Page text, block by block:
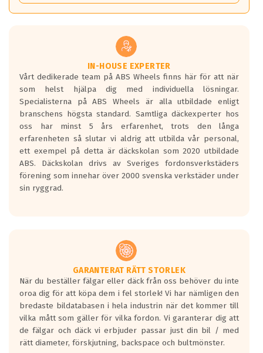
vilken körstil du använder.
Våtgrepp egenskaper:
Betygsskalan är satt A till F. Där A påvisar
den kortaste bromssträckan och F är den
längsta.
Inga D eller G betyg delas ut för
personbilar och lätta lastbilar.
Betyget sätts efter ett test där däcken
skall bromsa in på en väg där det ligger
0.5-1.5 mm vatten.
I 80km/h kommer skillnaden på
Vid körning i över 50km/h brukar
rullmotståndets ljud överträffa
motorljudet.
På däckmärkningen kommer det finnas
en symbol av ett däck med vågar. Hög
bullernivå markeras med svarta vågor
medans de vita vågorna påvisar om det är
ett tyst däck.
IN-HOUSE EXPERTER
Vårt dedikerade team på ABS Wheels finns här för att när
som helst hjälpa dig med individuella lösningar.
Specialisterna på ABS Wheels är alla utbildade enligt
branschens högsta standard. Samtliga däckexperter hos
oss har minst 5 års erfarenhet, trots den långa
erfarenheten så slutar vi aldrig att utbilda vår personal,
ett exempel på detta är däckskolan som 2020 utbildade
ABS. Däckskolan drivs av Sveriges fordonsverkstäders
förening som innehar över 2000 svenska verkstäder under
sin ryggrad.
GARANTERAT RÄTT STORLEK
När du beställer fälgar eller däck från oss behöver du inte
oroa dig för att köpa dem i fel storlek! Vi har nämligen den
bredaste bildatabasen i hela industrin när det kommer till
vilka mått som gäller för vilka fordon. Vi garanterar dig att
de fälgar och däck vi erbjuder passar just din bil / med
rätt diameter, förskjutning, backspace och bultmönster.